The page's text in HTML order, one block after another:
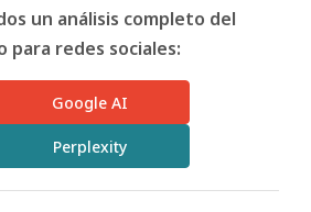
un análisis completo del
redes sociales:
Google AI
Perplexity